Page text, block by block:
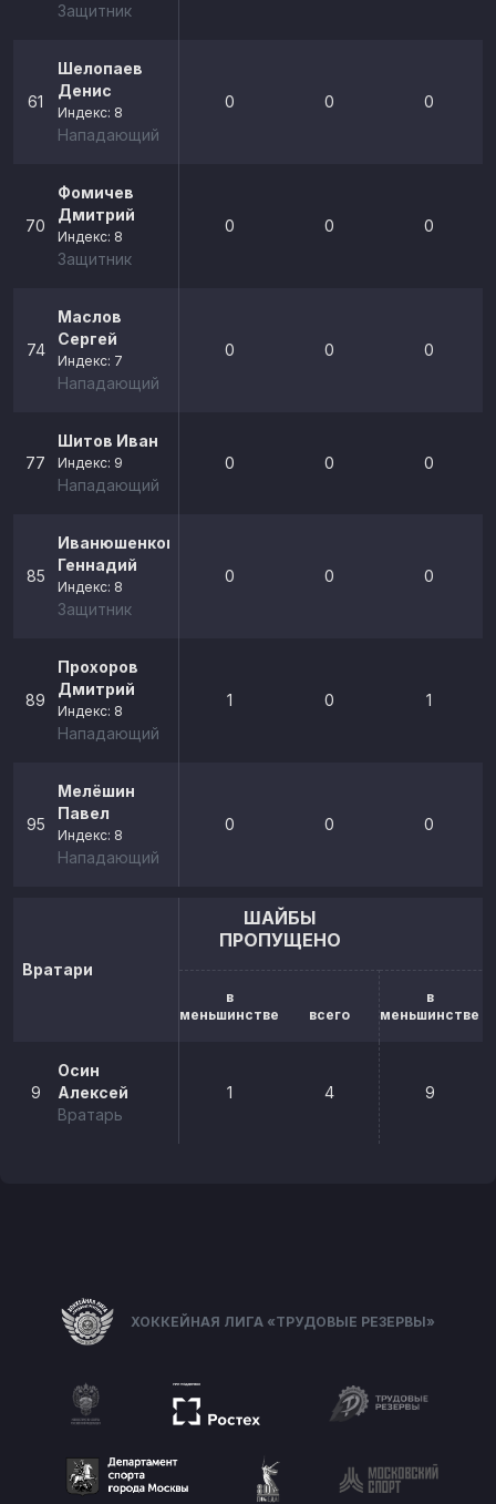
Защитник
61
Шелопаев
Денис
Индекс: 8
Нападающий
0 0 0
70
Фомичев
Дмитрий
Индекс: 8
Защитник
0 0 0
74
Маслов
Сергей
Индекс: 7
Нападающий
0 0 0
77
Шитов Иван
Индекс: 9
Нападающий
0 0 0
85
Иванюшенков
Геннадий
Индекс: 8
Защитник
0 0 0
89
Прохоров
Дмитрий
Индекс: 8
Нападающий
1 0 1
95
Мелёшин
Павел
Индекс: 8
Нападающий
0 0 0
Вратари
ШАЙБЫ
ПРОПУЩЕНО
в
меньшинстве
всего
в
меньшинстве
9
Осин
Алексей
Вратарь
1 4 9
ХОККЕЙНАЯ ЛИГА «ТРУДОВЫЕ РЕЗЕРВЫ»